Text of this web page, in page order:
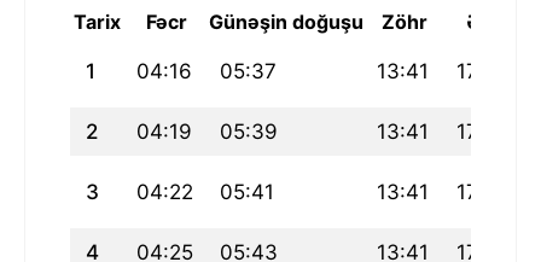
Tarix Fəcr Günəşin doğuşu Zöhr Əsr
1 04:16 05:37 13:41 17:57
2 04:19 05:39 13:41 17:56
3 04:22 05:41 13:41 17:56
4 04:25 05:43 13:41 17:55